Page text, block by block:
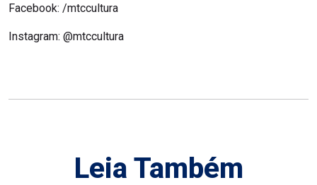
Facebook: /mtccultura
Instagram: @mtccultura
Leia Também